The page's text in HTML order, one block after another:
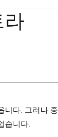
니다. 그러나 중
습니다.